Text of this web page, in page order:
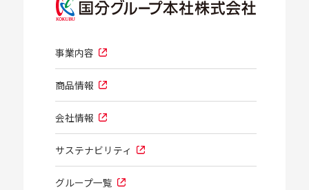
事業内容
商品情報
会社情報
サステナビリティ
グループ一覧